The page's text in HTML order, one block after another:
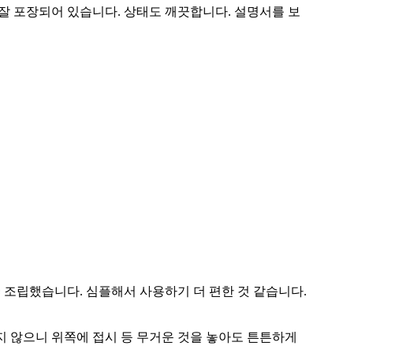
포장되어 있습니다. 상태도 깨끗합니다. 설명서를 보
립했습니다. 심플해서 사용하기 더 편한 것 같습니다.
으니 위쪽에 접시 등 무거운 것을 놓아도 튼튼하게